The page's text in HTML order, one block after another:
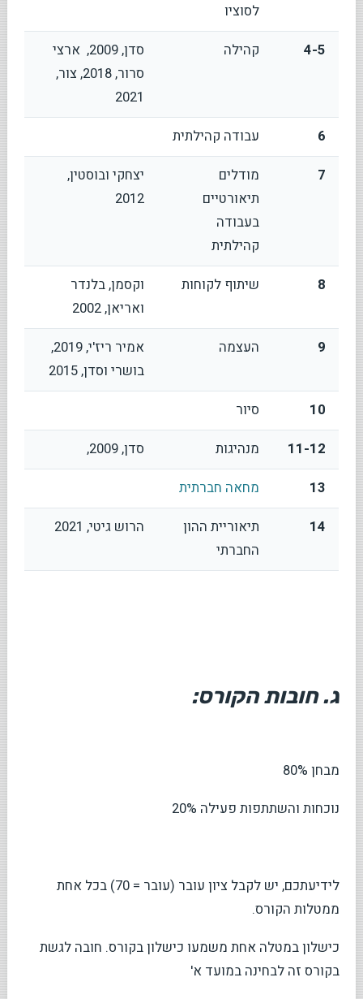
לסוציו
4-5
קהילה
סדן, 2009, ארצי
סרור, 2018, צור,
2021
6
עבודה קהילתית
7
מודלים
תיאורטיים
בעבודה
קהילתית
יצחקי ובוסטין,
2012
8 שיתוף לקוחות
וקסמן, בלנדר
ואריאן, 2002
9
העצמה
אמיר ריז'י, 2019,
בושרי וסדן, 2015
10
סיור
11-12
מנהיגות
סדן, 2009,
13
מחאה חברתית
14
תיאוריית ההון
החברתי
הרוש גיטי, 2021
ג. חובות הקורס:
מבחן 80%
נוכחות והשתתפות פעילה 20%
לידיעתכם, יש לקבל ציון עובר (עובר = 70) בכל אחת
ממטלות הקורס.
כישלון במטלה אחת משמעו כישלון בקורס. חובה לגשת
בקורס זה לבחינה במועד א'